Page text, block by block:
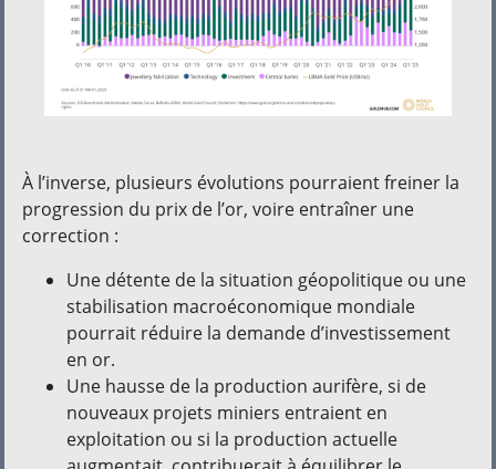
À l’inverse, plusieurs évolutions pourraient freiner la
progression du prix de l’or, voire entraîner une
correction :
Une détente de la situation géopolitique ou une
stabilisation macroéconomique mondiale
pourrait réduire la demande d’investissement
en or.
Une hausse de la production aurifère, si de
nouveaux projets miniers entraient en
exploitation ou si la production actuelle